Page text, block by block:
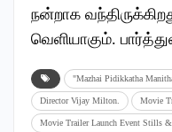
நன்றாக
வெளியாகும்.
"Mazhai Pidikkatha
Director Vijay Milton. Movie
Movie Trailer Launch Event Stills